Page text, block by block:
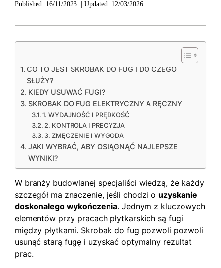
Published: 16/11/2023 Updated: 12/03/2026
CO TO JEST SKROBAK DO FUG I DO CZEGO
SŁUŻY?
KIEDY USUWAĆ FUGI?
SKROBAK DO FUG ELEKTRYCZNY A RĘCZNY
1. WYDAJNOŚĆ I PRĘDKOŚĆ
2. KONTROLA I PRECYZJA
3. ZMĘCZENIE I WYGODA
JAKI WYBRAĆ, ABY OSIĄGNĄĆ NAJLEPSZE
WYNIKI?
W branży budowlanej specjaliści wiedzą, że każdy
szczegół ma znaczenie, jeśli chodzi o uzyskanie
doskonałego wykończenia. Jednym z kluczowych
elementów przy pracach płytkarskich są fugi
między płytkami. Skrobak do fug pozwoli pozwoli
usunąć starą fugę i uzyskać optymalny rezultat
prac.